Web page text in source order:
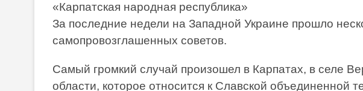
«Карпатская народная республика»
За последние недели на Западной Украине прошло
самопровозглашенных советов.
Самый громкий случай произошел в Карпатах, в селе
области, которое относится к Славской объединенной